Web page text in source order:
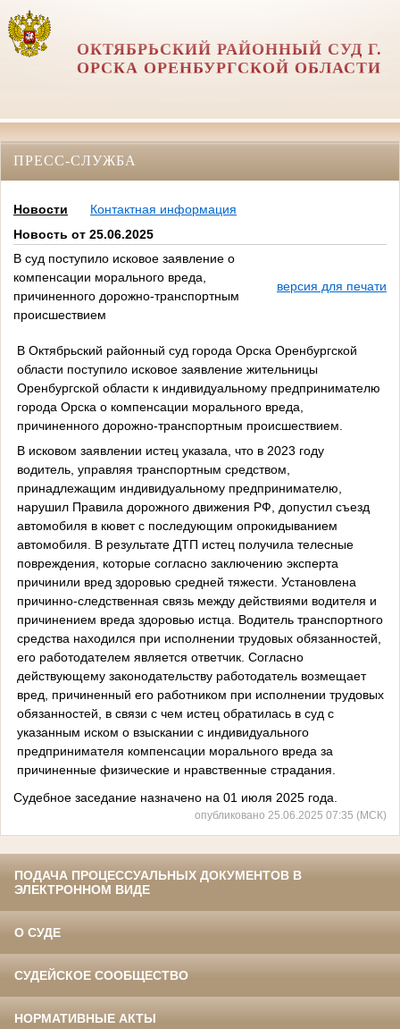
ОКТЯБРЬСКИЙ РАЙОННЫЙ СУД Г.
ОРСКА ОРЕНБУРГСКОЙ ОБЛАСТИ
ПРЕСС-СЛУЖБА
Новости
Контактная информация
Новость от 25.06.2025
В суд поступило исковое заявление о
компенсации морального вреда,
причиненного дорожно-транспортным
происшествием
версия для печати
В Октябрьский районный суд города Орска Оренбургской
области поступило исковое заявление жительницы
Оренбургской области к индивидуальному предпринимателю
города Орска о компенсации морального вреда,
причиненного дорожно-транспортным происшествием.
В исковом заявлении истец указала, что в 2023 году
водитель, управляя транспортным средством,
принадлежащим индивидуальному предпринимателю,
нарушил Правила дорожного движения РФ, допустил съезд
автомобиля в кювет с последующим опрокидыванием
автомобиля. В результате ДТП истец получила телесные
повреждения, которые согласно заключению эксперта
причинили вред здоровью средней тяжести. Установлена
причинно-следственная связь между действиями водителя и
причинением вреда здоровью истца. Водитель транспортного
средства находился при исполнении трудовых обязанностей,
его работодателем является ответчик. Согласно
действующему законодательству работодатель возмещает
вред, причиненный его работником при исполнении трудовых
обязанностей, в связи с чем истец обратилась в суд с
указанным иском о взыскании с индивидуального
предпринимателя компенсации морального вреда за
причиненные физические и нравственные страдания.
Судебное заседание назначено на 01 июля 2025 года.
опубликовано 25.06.2025 07:35 (МСК)
ПОДАЧА ПРОЦЕССУАЛЬНЫХ ДОКУМЕНТОВ В
ЭЛЕКТРОННОМ ВИДЕ
О СУДЕ
СУДЕЙСКОЕ СООБЩЕСТВО
НОРМАТИВНЫЕ АКТЫ